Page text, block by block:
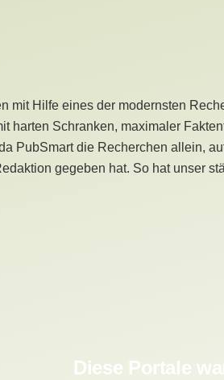
mit Hilfe eines der modernsten
harten Schranken, maximaler
PubSmart die Recherchen allein,
gegeben hat. So hat unser
Diese Portale